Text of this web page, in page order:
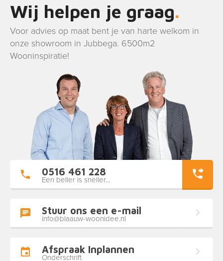
Wij helpen je graag
Voor advies op maat bent je van harte welkom in
onze showroom in Jubbega. 6500m2
Wooninspiratie!
0516 461 228
Een beller is sneller...
Stuur ons een e-mail
info@blaauw-woonidee.nl
Afspraak Inplannen
Onderschrift